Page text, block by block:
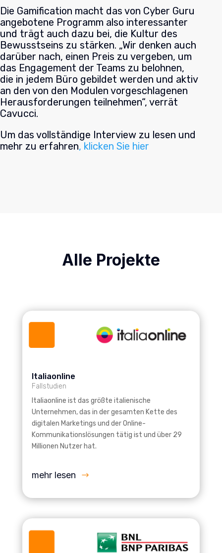
Die Gamification macht das von Cyber Guru
angebotene Programm also interessanter
und trägt auch dazu bei, die Kultur des
Bewusstseins zu stärken. „Wir denken auch
darüber nach, einen Preis zu vergeben, um
das Engagement der Teams zu belohnen,
die in jedem Büro gebildet werden und aktiv
an den von den Modulen vorgeschlagenen
Herausforderungen teilnehmen“, verrät
Cavucci.
Um das vollständige Interview zu lesen und
mehr zu erfahren, klicken Sie hier
Alle Projekte
Italiaonline
Fallstudien
Italiaonline ist das größte italienische
Unternehmen, das in der gesamten Kette des
digitalen Marketings und der Online-
Kommunikationslösungen tätig ist und über 29
Millionen Nutzer hat.
mehr lesen